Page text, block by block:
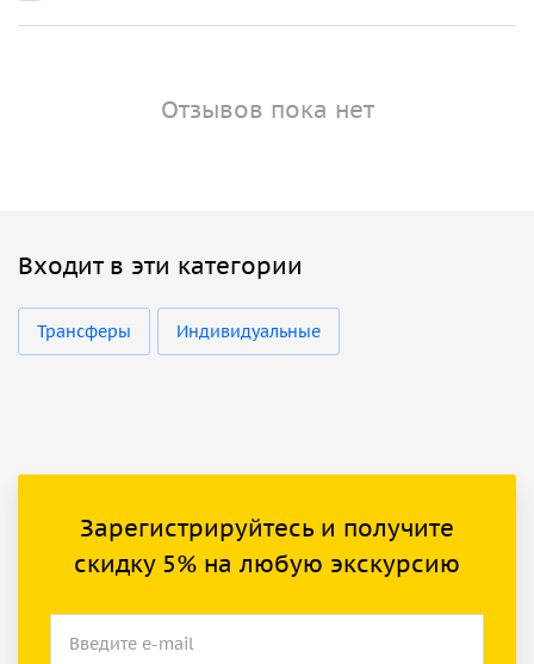
Отзывов пока нет
Входит в эти категории
Трансферы Индивидуальные
Зарегистрируйтесь и получите
скидку 5% на любую экскурсию